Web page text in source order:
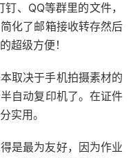
、QQ等群里的文件，
化了邮箱接收转存然后
超级方便！
取决于手机拍摄素材的
自动复印机了。在证件
实用。
是最为友好，因为作业